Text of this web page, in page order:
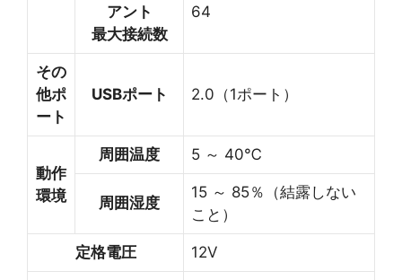
アント
最大接続数
64
その
他ポ
ート
USBポート 2.0（1ポート）
動作
環境
周囲温度 5 ～ 40℃
周囲湿度
15 ～ 85％（結露しない
こと）
定格電圧 12V